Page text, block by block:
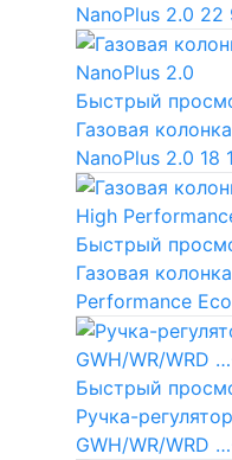
NanoPlus 2.0 22
Быстрый
Газовая
NanoPlus 2.0 18
Быстрый
Газовая
Performance Eco
Быстрый
Ручка-
GWH/WR/WRD